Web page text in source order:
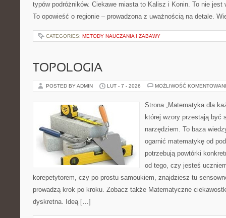
typów podróżników. Ciekawe miasta to Kalisz i Konin. To nie jest
To opowieść o regionie – prowadzona z uważnością na detale.
CATEGORIES: METODY NAUCZANIA I ZABAWY
TOPOLOGIA
POSTED BY ADMIN LUT - 7 - 2026 MOŻLIWOŚĆ
Strona „Matematyka dla
której wzory przestają być
narzędziem. To baza
ogarnić matematykę od
potrzebują powtórki
od tego, czy jesteś
korepetytorem, czy po prostu samoukiem, znajdziesz tu
prowadzą krok po kroku. Zobacz także Matematyczne
dyskretna. Ideą […]